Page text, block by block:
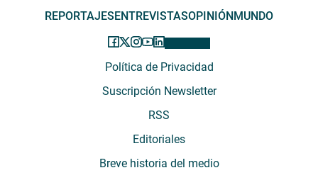
REPORTAJES ENTREVISTASOPINIÓN MUNDO
Política de Privacidad
Suscripción Newsletter
RSS
Editoriales
Breve historia del medio